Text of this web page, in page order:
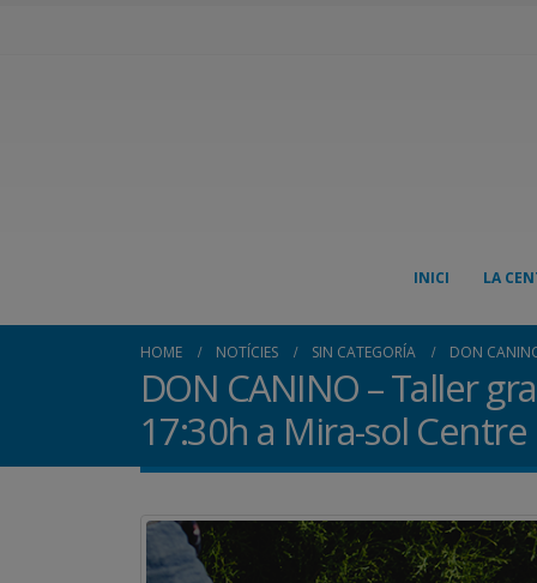
INICI LA
HOME NOTÍCIES SIN CATEGORÍA DON
DON CANINO – Taller
17:30h a Mira-sol Centre